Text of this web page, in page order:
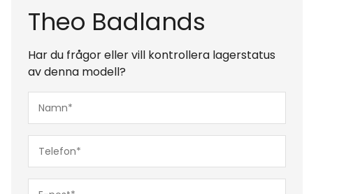
Theo Badlands
Har du frågor eller vill kontrollera lagerstatus
av denna modell?